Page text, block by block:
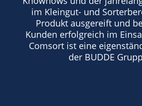
im Kleingut- und
Produkt ausgereift und
Kunden erfolgreich im
Comsort ist eine
der BUDDE